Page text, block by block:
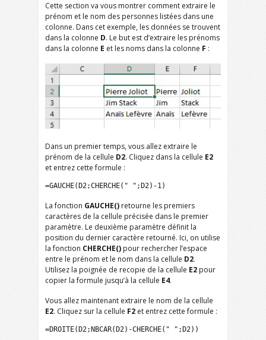
Cette section va vous montrer comment extraire le
prénom et le nom des personnes listées dans une
colonne. Dans cet exemple, les données se trouvent
dans la colonne D. Le but est d’extraire les prénoms
dans la colonne E et les noms dans la colonne F :
Dans un premier temps, vous allez extraire le
prénom de la cellule D2. Cliquez dans la cellule E2
et entrez cette formule :
=GAUCHE(D2;CHERCHE(" ";D2)-1)
La fonction GAUCHE() retourne les premiers
caractères de la cellule précisée dans le premier
paramètre. Le deuxième paramètre définit la
position du dernier caractère retourné. Ici, on utilise
la fonction CHERCHE() pour rechercher l’espace
entre le prénom et le nom dans la cellule D2.
Utilisez la poignée de recopie de la cellule E2 pour
copier la formule jusqu’à la cellule E4.
Vous allez maintenant extraire le nom de la cellule
E2. Cliquez sur la cellule F2 et entrez cette formule :
=DROITE(D2;NBCAR(D2)-CHERCHE(" ";D2))